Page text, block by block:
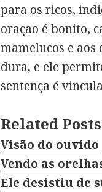
para os ricos,
oração é bonito,
mamelucos e
dura, e ele
sentença
Related
Visão do ouvido
Vendo as
Ele desistiu de